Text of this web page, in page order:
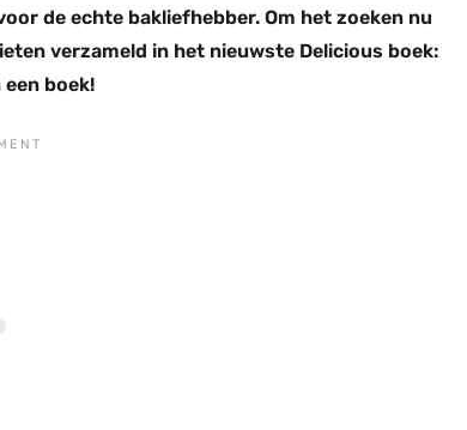
de echte bakliefhebber. Om het zoeken nu
verzameld in het nieuwste Delicious boek:
boek!